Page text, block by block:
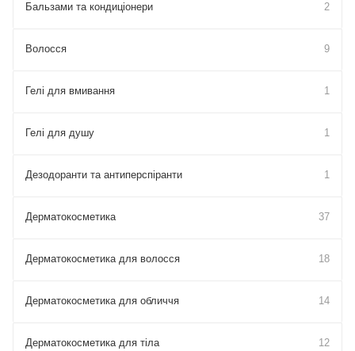
Бальзами та кондиціонери 2
Волосся 9
Гелі для вмивання 1
Гелі для душу 1
Дезодоранти та антиперспіранти 1
Дерматокосметика 37
Дерматокосметика для волосся 18
Дерматокосметика для обличчя 14
Дерматокосметика для тіла 12